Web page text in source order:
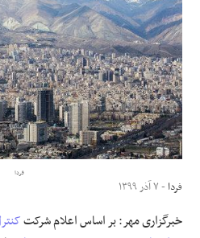
ورزشی
جهان
اجتماعی
حوادث
علوم و فن آوری
فرهنگی و هنری
فردا
فردا - ۷ آذر ۱۳۹۹
خبرگزاری مهر: بر اساس اعلام شرکت